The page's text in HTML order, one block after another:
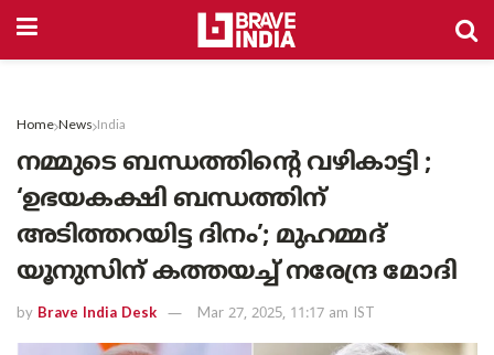
Home News India
നമ്മുടെ ബന്ധത്തിന്റെ വഴികാട്ടി ;
‘ഉഭയകക്ഷി ബന്ധത്തിന്
അടിത്തറയിട്ട ദിനം’; മുഹമ്മദ്
യൂനുസിന് കത്തയച്ച് നരേന്ദ്ര മോദി
by Brave India Desk Mar 27, 2025, 11:17 am IST